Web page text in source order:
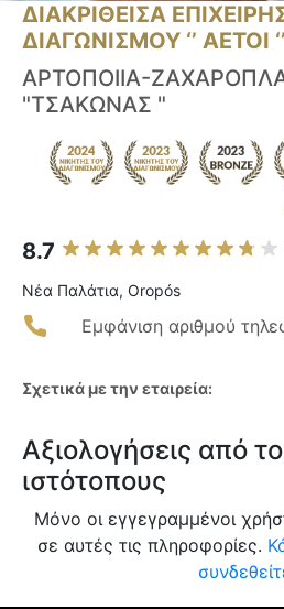
ΔΙΑΚΡΙΘΕΙΣΑ
ΔΙΑΓΩΝΙΣΜΟΥ ‘’ ΑΕΤΟΙ ‘’
ΑΡΤΟΠΟΙΙΑ-
"ΤΣΑΚΩΝΑΣ "
8.7
Νέα Παλάτια, Oropós
Εμφάνιση αριθμού
Σχετικά με την εταιρεία:
Αξιολογήσεις από
ιστότοπους
Μόνο οι εγγεγραμμένοι
σε αυτές τις πληροφορίες.